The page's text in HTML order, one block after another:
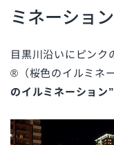
ミネーション
目黒川沿いにピンク
®（桜色のイルミネ
のイルミネーション”